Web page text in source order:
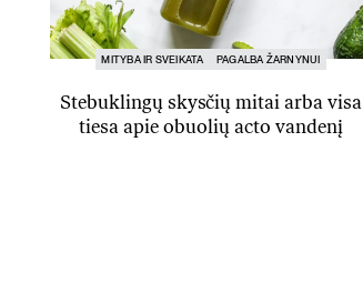
MITYBA IR SVEIKATA PAGALBA ŽARNYNUI
Stebuklingų skysčių mitai arba visa
tiesa apie obuolių acto vandenį